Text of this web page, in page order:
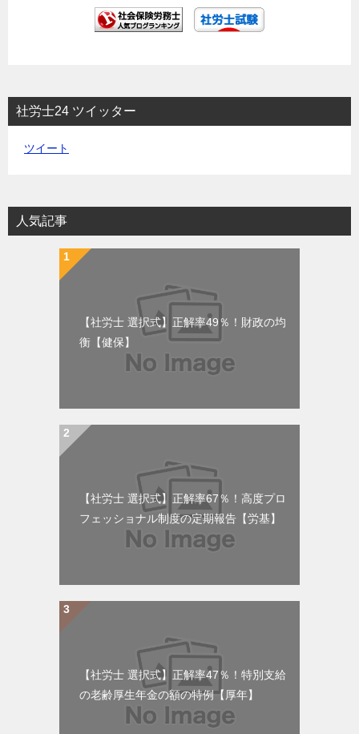
社労士24 ツイッター
ツイート
人気記事
【社労士 選択式】正解率49％！財政の均
衡【健保】
【社労士 選択式】正解率67％！高度プロ
フェッショナル制度の定期報告【労基】
【社労士 選択式】正解率47％！特別支給
の老齢厚生年金の額の特例【厚年】